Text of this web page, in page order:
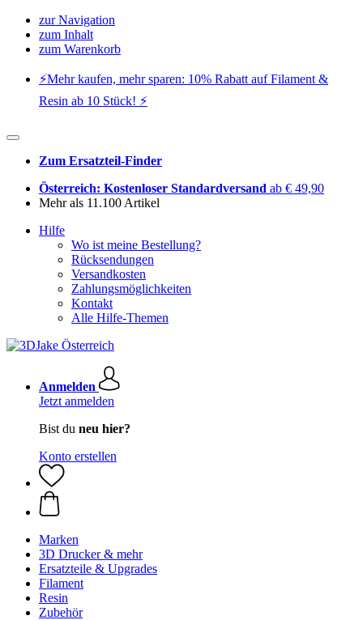
zur Navigation
zum Inhalt
zum Warenkorb
⚡️Mehr kaufen, mehr sparen: 10% Rabatt auf Filament &
Resin ab 10 Stück! ⚡️
Zum Ersatzteil-Finder
Österreich: Kostenloser Standardversand ab € 49,90
Mehr als 11.100 Artikel
Hilfe
Wo ist meine Bestellung?
Rücksendungen
Versandkosten
Zahlungsmöglichkeiten
Kontakt
Alle Hilfe-Themen
Anmelden
Jetzt anmelden
Bist du neu hier?
Konto erstellen
Marken
3D Drucker & mehr
Ersatzteile & Upgrades
Filament
Resin
Zubehör